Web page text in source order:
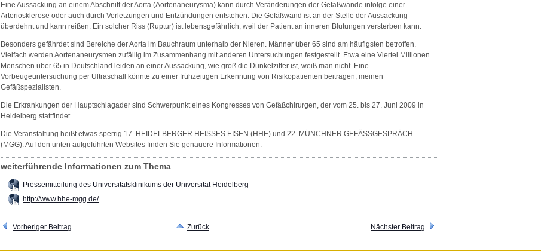
Eine Aussackung an einem Abschnitt der Aorta (Aortenaneurysma) kann durch Veränderungen der Gefäßwände infolge einer
Arteriosklerose oder auch durch Verletzungen und Entzündungen entstehen. Die Gefäßwand ist an der Stelle der Aussackung
überdehnt und kann reißen. Ein solcher Riss (Ruptur) ist lebensgefährlich, weil der Patient an inneren Blutungen versterben kann.
Besonders gefährdet sind Bereiche der Aorta im Bauchraum unterhalb der Nieren. Männer über 65 sind am häufigsten betroffen.
Vielfach werden Aortenaneurysmen zufällig im Zusammenhang mit anderen Untersuchungen festgestellt. Etwa eine Viertel Millionen
Menschen über 65 in Deutschland leiden an einer Aussackung, wie groß die Dunkelziffer ist, weiß man nicht. Eine
Vorbeugeuntersuchung per Ultraschall könnte zu einer frühzeitigen Erkennung von Risikopatienten beitragen, meinen
Gefäßspezialisten.
Die Erkrankungen der Hauptschlagader sind Schwerpunkt eines Kongresses von Gefäßchirurgen, der vom 25. bis 27. Juni 2009 in
Heidelberg stattfindet.
Die Veranstaltung heißt etwas sperrig 17. HEIDELBERGER HEISSES EISEN (HHE) und 22. MÜNCHNER GEFÄSSGESPRÄCH
(MGG). Auf den unten aufgeführten Websites finden Sie genauere Informationen.
weiterführende Informationen zum Thema
Pressemitteilung des Universitätsklinikums der Universität Heidelberg
http://www.hhe-mgg.de/
Vorheriger Beitrag Nächster Beitrag
Zurück